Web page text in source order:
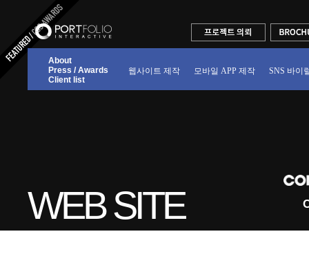
About
Press / Awards
Client list
웹사이트 제작 모바일 APP 제작 SNS 바이
WEB SITE